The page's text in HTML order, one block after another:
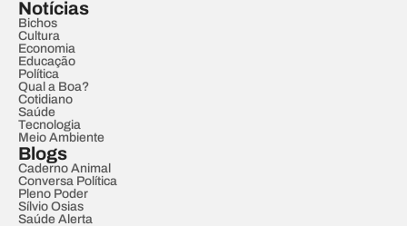
Notícias
Bichos
Cultura
Economia
Educação
Política
Qual a Boa?
Cotidiano
Saúde
Tecnologia
Meio Ambiente
Blogs
Caderno Animal
Conversa Política
Pleno Poder
Sílvio Osias
Saúde Alerta